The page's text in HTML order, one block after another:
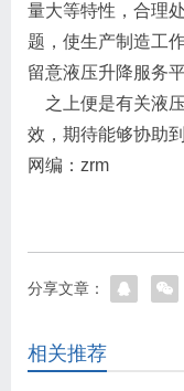
量大等特性，合理
题，使生产制造工
留意液压升降服务
之上便是有关液
效，期待能够协助
网编：zrm
分享文章：
相关推荐